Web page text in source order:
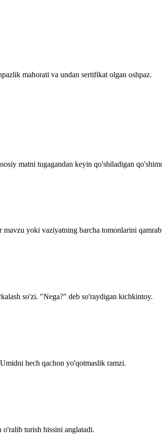
mahorati va undan sertifikat olgan oshpaz.
matni tugagandan keyin qo'shiladigan
yoki vaziyatning barcha tomonlarini
so'zi. "Nega?" deb so'raydigan kichkintoy.
hech qachon yo'qotmaslik ramzi.
turish hissini anglatadi.